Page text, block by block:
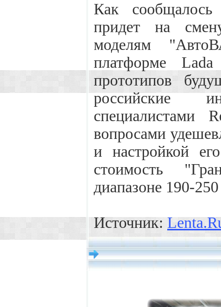
Как
придет на
моделям
платформе
прототипов
российские
специалистами
вопросами
и настройкой
стоимость
диапазоне 190-
Источник: